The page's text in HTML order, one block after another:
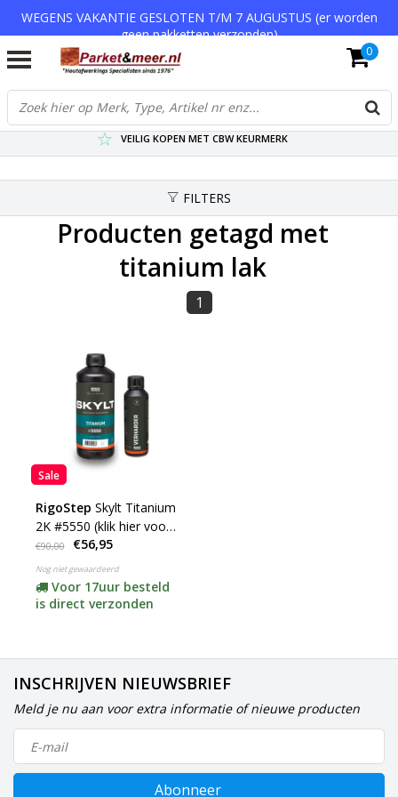
WEGENS VAKANTIE GESLOTEN T/M 7 AUGUSTUS (er worden
geen pakketten verzonden)
VERZENDKOSTEN € 7,95 (GRATIS VA €75,-)
SCHERPSTE PRIJZEN TOT WEL 75% KORTING !
VEILIG KOPEN MET CBW KEURMERK
0
FILTERS
Producten getagd met
titanium lak
1
Sale
RigoStep Skylt Titanium
2K #5550 (klik hier voor
de inhoud)
€90,00 €56,95
Nog niet gewaardeerd
Voor 17uur besteld
is direct verzonden
INSCHRIJVEN NIEUWSBRIEF
Meld je nu aan voor extra informatie of nieuwe producten
Abonneer